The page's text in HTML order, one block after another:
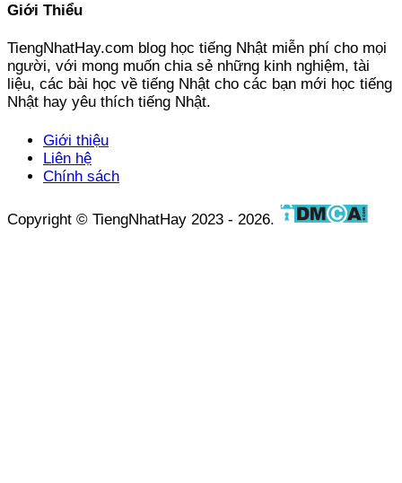
Giới Thiểu
TiengNhatHay.com blog học tiếng Nhật miễn phí cho mọi
người, với mong muốn chia sẻ những kinh nghiệm, tài
liệu, các bài học về tiếng Nhật cho các bạn mới học tiếng
Nhật hay yêu thích tiếng Nhật.
Giới thiệu
Liên hệ
Chính sách
Copyright © TiengNhatHay 2023 - 2026.